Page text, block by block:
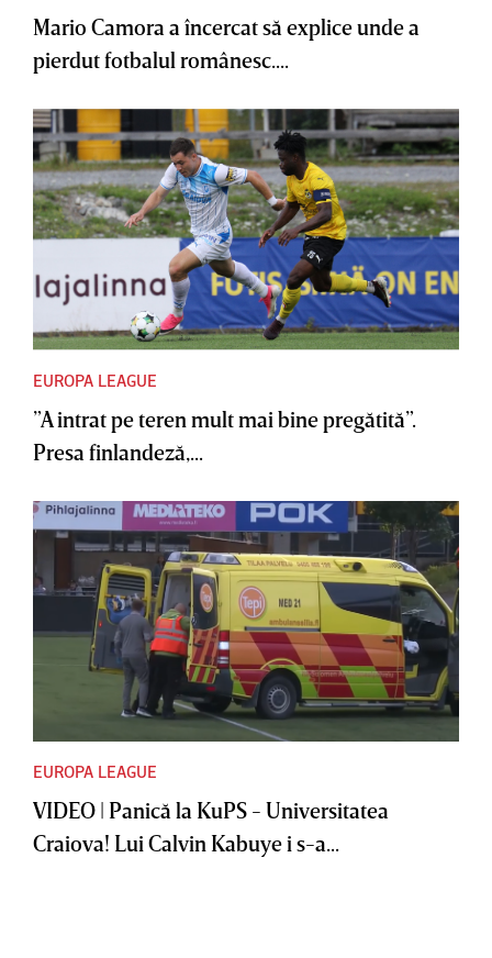
Mario Camora a încercat să explice unde a
pierdut fotbalul românesc....
EUROPA LEAGUE
”A intrat pe teren mult mai bine pregătită”.
Presa finlandeză,...
EUROPA LEAGUE
VIDEO | Panică la KuPS - Universitatea
Craiova! Lui Calvin Kabuye i s-a...